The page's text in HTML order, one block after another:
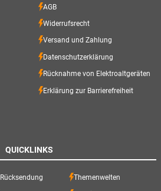
AGB
Widerrufsrecht
Versand und Zahlung
Datenschutzerklärung
Rücknahme von Elektroaltgeräten
Erklärung zur Barrierefreiheit
QUICKLINKS
Rücksendung Themenwelten